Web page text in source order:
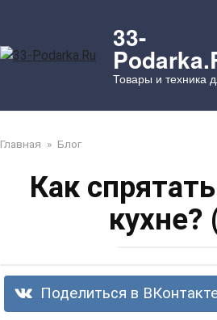
33-
Товары и техника
Главная » Блог
Как
Поделиться в